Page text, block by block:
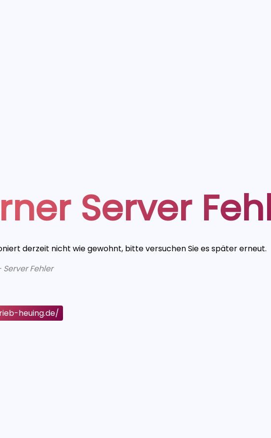
Server
derzeit nicht wie gewohnt, bitte versuchen Sie es später erneut.
Server Fehler
heuing.de/